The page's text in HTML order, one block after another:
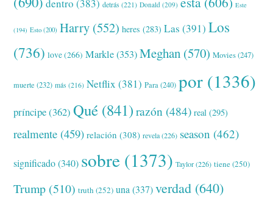
dentro (383) detrás (221) Donald (209) Este
(194) Esto (200) Harry (552) heres (283) Las (391) Los
(736) love(266) Markle(353) Meghan (570) Movies(247)
muerte (232) más (216) Netflix (381) Para(240) por (1336)
príncipe(362) Qué (841) razón (484) real (295)
realmente (459) relación (308) revela(226) season (462)
significado(340) sobre (1373) Taylor(226) tiene(250)
Trump (510) truth (252) una (337) verdad (640)